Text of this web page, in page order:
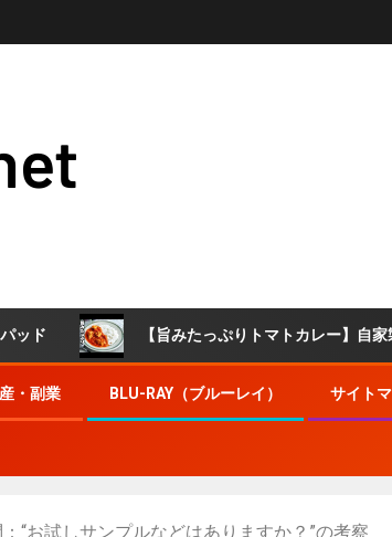
【旨みたっぷりトマトカレー】自家製トマ
・副業 BLU-RAY（ブルーレイ） サイト
“お試しサンプルなどはありますか？”の考察